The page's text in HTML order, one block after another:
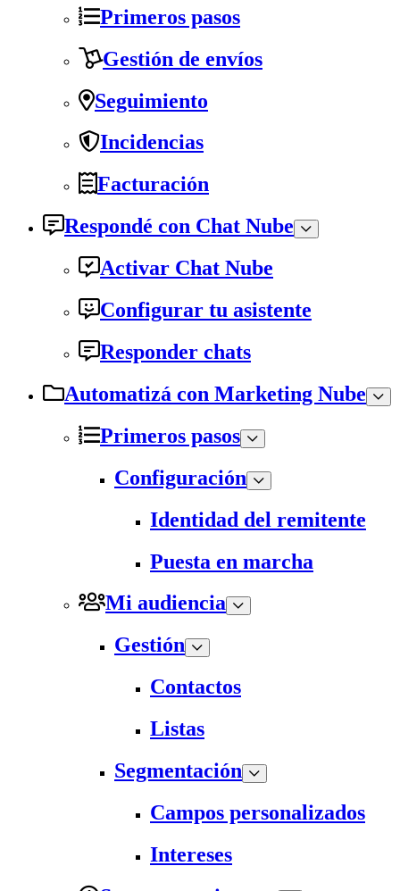
Primeros pasos
Gestión de envíos
Seguimiento
Incidencias
Facturación
Respondé con Chat Nube
Activar Chat Nube
Configurar tu asistente
Responder chats
Automatizá con Marketing Nube
Primeros pasos
Configuración
Identidad del remitente
Puesta en marcha
Mi audiencia
Gestión
Contactos
Listas
Segmentación
Campos personalizados
Intereses